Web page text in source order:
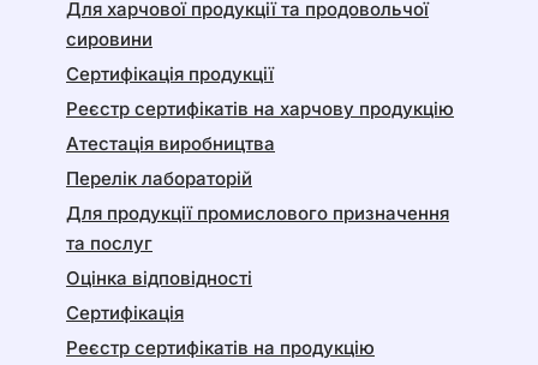
Для харчової продукції та продовольчої
сировини
Сертифікація продукції
Реєстр сертифікатів на харчову продукцію
Атестація виробництва
Перелік лабораторій
Для продукції промислового призначення
та послуг
Оцінка відповідності
Сертифікація
Реєстр сертифікатів на продукцію